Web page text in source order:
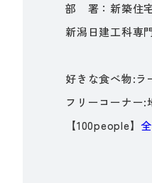
部 署：新築住
新潟日建工科専
好きな食べ物:ラ
フリーコーナー:
【100people】